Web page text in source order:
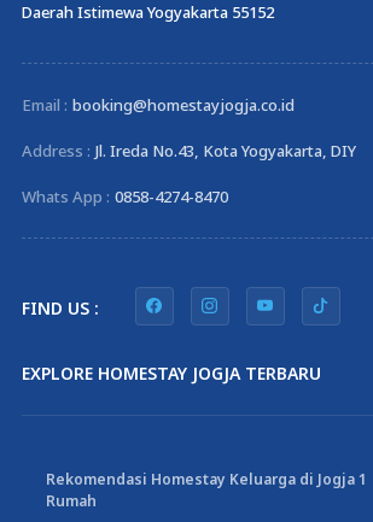
Daerah Istimewa Yogyakarta 55152
Email : booking@homestayjogja.co.id
Address : Jl. Ireda No.43, Kota Yogyakarta, DIY
Whats App : 0858-4274-8470
FIND US :
EXPLORE HOMESTAY JOGJA TERBARU
Rekomendasi Homestay Keluarga di Jogja 1
Rumah